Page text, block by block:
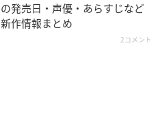
の発売日・声優・あらすじなど
新作情報まとめ
2コメント